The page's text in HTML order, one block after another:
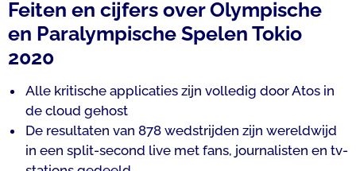
Feiten en cijfers over Olympische
en Paralympische Spelen Tokio
2020
Alle kritische applicaties zijn volledig door Atos in
de cloud gehost
De resultaten van 878 wedstrijden zijn wereldwijd
in een split-second live met fans, journalisten en tv-